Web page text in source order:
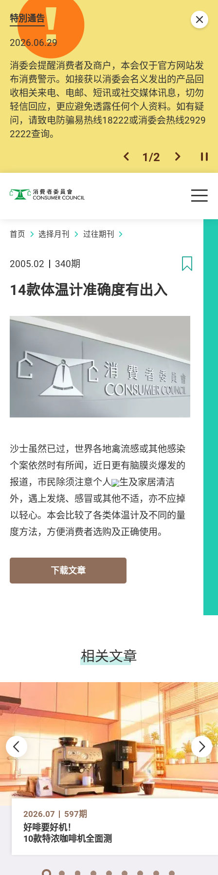
特別通告
2026.06.29
消委会提醒消费者及商户，本会仅于官方网站发
布消费警示。如接获以消委会名义发出的产品回
收相关来电、电邮、短讯或社交媒体讯息，切勿
轻信回应，更应避免透露任何个人资料。如有疑
问，请致电防骗易热线18222或消委会热线2929
2222查询。
上一个
1/2 下一个开
关闭
消费者委员会 目
首页 选择月刊 过往期刊
2005.02 340期
14款体温计准确度有出入
沙士虽然已过，世界各地禽流感或其他感染
个案依然时有所闻，近日更有脑膜炎爆发的
报道，市民除须注意个人
生及家居清洁
外，遇上发烧、感冒或其他不适，亦不应掉
以轻心。本会比较了各类体温计及不同的量
度方法，方便消费者选购及正确使用。
下载文章
相关文章
2026.07 597期
好啡要好机！
10款特浓咖啡机全面测